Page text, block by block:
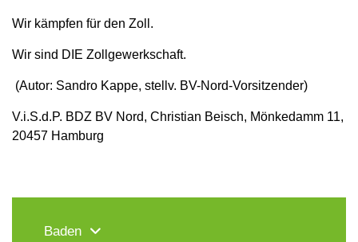
Wir kämpfen für den Zoll.
Wir sind DIE Zollgewerkschaft.
(Autor: Sandro Kappe, stellv. BV-Nord-Vorsitzender)
V.i.S.d.P. BDZ BV Nord, Christian Beisch, Mönkedamm 11,
20457 Hamburg
Baden